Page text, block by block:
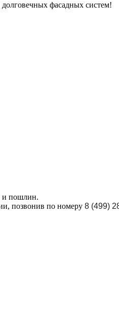
фасадных систем!
и пошлин.
позвонив по номеру 8 (499)